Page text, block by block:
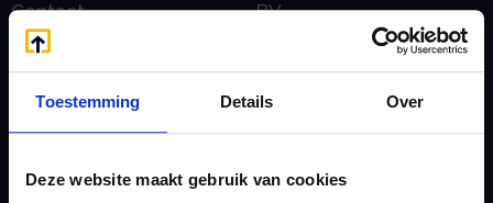
Toestemming Details Over
Deze website maakt gebruik van cookies
Contact
eHerkenning voor uw
Stamrecht BV
Emigratie Pensioen BV
BV
Onzakelijke lening
Overdracht vanuit